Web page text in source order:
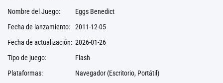
Nombre del Juego:
Eggs Benedict
Fecha de lanzamiento: 2011-12-05
Fecha de actualización: 2026-01-26
Tipo de juego:
Flash
Plataformas:
Navegador (Escritorio, Portátil)